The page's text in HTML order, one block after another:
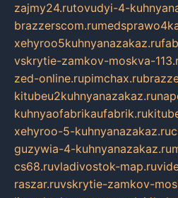
zajmy24.rutovudyi-4-
brazzerscom.ru
xehyroo5kuhnyanazakaz.ru
vskrytie-zamkov-moskva-
zed-online.rupimchax.ru
kitubeu2kuhnyanazakaz.ru
kuhnyaofabrikaufabrik.ru
xehyroo-5-kuhnyanazakaz.ru
guzywia-4-kuhnyanazakaz.ru
cs68.ruvladivostok-map.ru
raszar.ruvskrytie-zamkov-